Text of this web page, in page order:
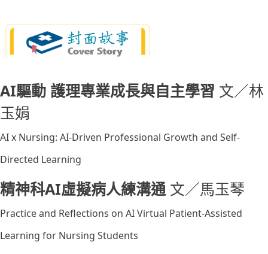
AI驅動 護理專業成長與自主學習 文／林
玉娟
AI x Nursing: AI-Driven Professional Growth and Self-
Directed Learning
精神科AI虛擬病人練溝通文／馬玉琴
Practice and Reflections on AI Virtual Patient-Assisted
Learning for Nursing Students